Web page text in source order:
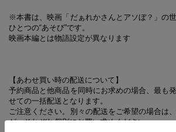
※本書は、映画「だぁれかさんとアソぼ？」の
ひとつの“あそび”です。
映画本編とは物語設定が異なります
【あわせ買い時の配送について】
予約商品と他商品を同時にお求めの場合、最も
せての一括配送となります。
ご注意ください。別々の配送をご希望の場合は
が、それぞれ個別にお買い求めください。